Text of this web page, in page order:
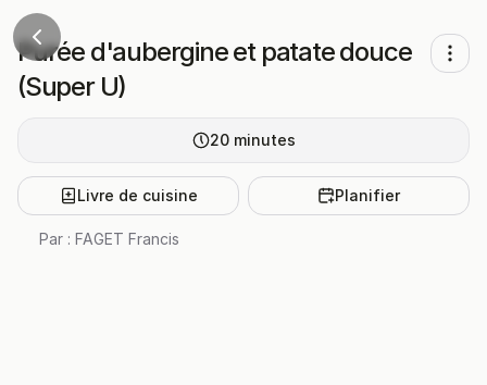
Purée d'aubergine et patate douce
(Super U)
20 minutes
Livre de cuisine Planifier
Par : FAGET Francis